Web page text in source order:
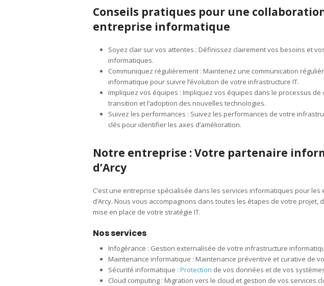
Conseils pratiques pour une
entreprise informatique
Soyez clair sur vos attentes : Définissez clairement vos besoins et
informatiques.
Communiquez régulièrement : Maintenez une communication
informatique pour suivre l’évolution de votre infrastructure IT.
Impliquez vos équipes : Impliquez vos équipes dans le processus
transition et l’adoption des nouvelles technologies.
Suivez les performances : Suivez les performances de votre
clés pour identifier les axes d’amélioration.
Notre entreprise : Votre partenaire
d’Arcy
C’est une entreprise spécialisée dans les services informatiques pour
d’Arcy. Nous vous accompagnons dans toutes les étapes de votre projet,
mise en place de votre stratégie IT.
Nos services
Infogérance : Gestion externalisée de votre infrastructure
Maintenance informatique : Maintenance préventive et curative de
Sécurité informatique : Protection de vos données et de vos
Cloud computing : Migration vers le cloud et gestion de vos services